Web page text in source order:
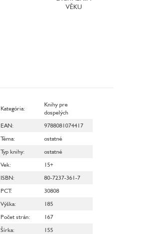
VĚKU
Kategória:
Knihy pre
dospelých
EAN:
9788081074417
Téma:
ostatné
Typ knihy:
ostatné
Vek:
15+
ISBN:
80-7237-361-7
PCT:
30808
Výška:
185
Počet strán:
167
Šírka:
155